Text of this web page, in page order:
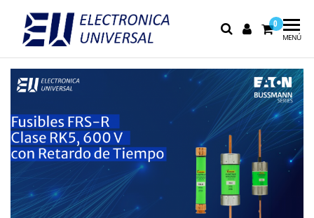
Electrónica
Universal
Electrónica
equipo de
0
MENÚ